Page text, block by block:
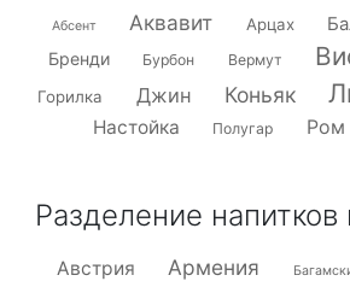
Абсент Аквавит Арцах
Бренди Бурбон Вермут
Горилка Джин Коньяк
Настойка Полугар Ром
Разделение
Австрия Армения